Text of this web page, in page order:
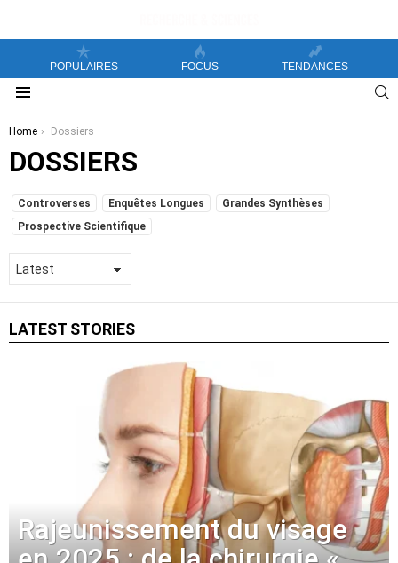
POPULAIRES FOCUS TENDANCES
You are here:
Home Dossiers
DOSSIERS
SUBTERMS
Controverses Enquêtes Longues
Grandes Synthèses
Prospective Scientifique
LATEST STORIES
Rajeunissement du visage